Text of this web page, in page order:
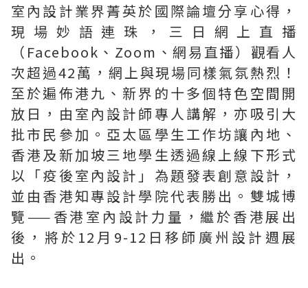
室內設計業界菁英於國際論壇分享心得，
現場妙語連珠，三日網上直播
（Facebook、Zoom、網易直播）觀看人
次超過42萬，網上與現場同樣氣氛熱烈！
至於遍佈港九、新界的十多個特色空間開
放日，由室內設計師專人講解，亦吸引大
批市民參加。亞太區學生工作坊讓內地、
香港及新加坡三地學生透過線上線下形式
以「疫後室內設計」為題發表創意設計，
並由香港知專設計學院代表勝出。雙城博
覽——香港室內設計力量，繼於香港展出
後，將於12月9-12日移師廣州設計週展
出。